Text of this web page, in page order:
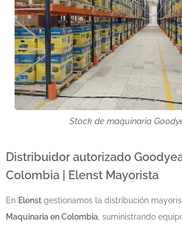
Stock de maquinaria
Distribuidor autorizado
Colombia | Elenst Mayorista
En Elenst gestionamos la distribución
Maquinaria en Colombia , suministrando